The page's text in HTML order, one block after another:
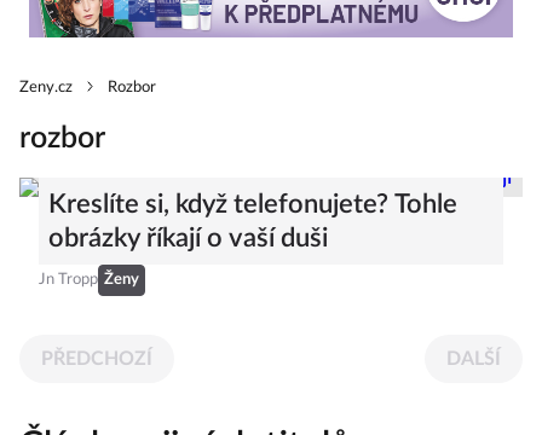
Zeny.cz Rozbor
rozbor
Kreslíte si, když telefonujete? Tohle
obrázky říkají o vaší duši
Jn Tropp Ženy
PŘEDCHOZÍ DALŠÍ